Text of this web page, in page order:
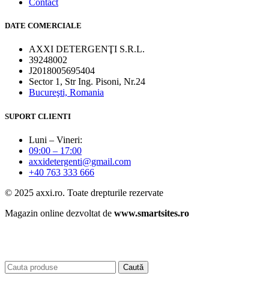
Contact
DATE COMERCIALE
AXXI DETERGENŢI S.R.L.
39248002
J2018005695404
Sector 1, Str Ing. Pisoni, Nr.24
Bucureşti, Romania
SUPORT CLIENTI
Luni – Vineri:
09:00 – 17:00
axxidetergenti@gmail.com
+40 763 333 666
© 2025 axxi.ro. Toate drepturile rezervate
Magazin online dezvoltat de www.smartsites.ro
Caută